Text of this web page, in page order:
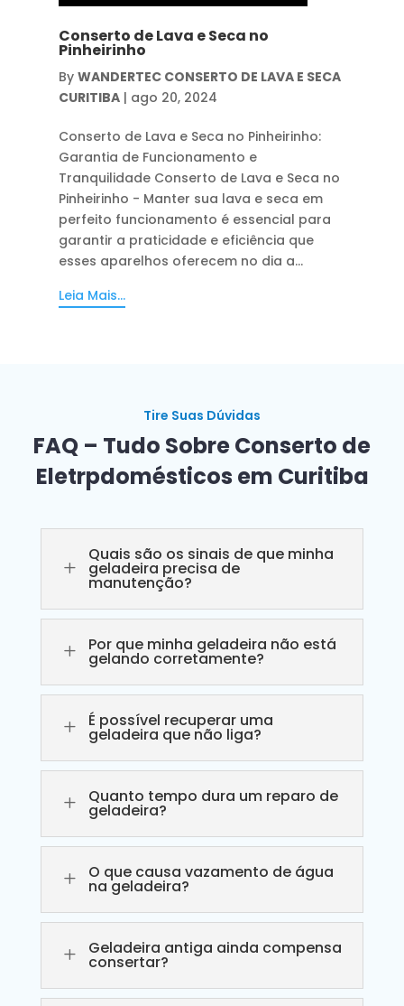
Conserto de Lava e Seca no
Pinheirinho
By WANDERTEC CONSERTO DE LAVA E SECA
CURITIBA| ago 20, 2024
Conserto de Lava e Seca no Pinheirinho:
Garantia de Funcionamento e
Tranquilidade Conserto de Lava e Seca no
Pinheirinho - Manter sua lava e seca em
perfeito funcionamento é essencial para
garantir a praticidade e eficiência que
esses aparelhos oferecem no dia a...
Leia Mais...
Tire Suas Dúvidas
FAQ – Tudo Sobre Conserto de
Eletrpdomésticos em Curitiba
L
Quais são os sinais de que minha
geladeira precisa de
manutenção?
L Por que minha geladeira não está
gelando corretamente?
L É possível recuperar uma
geladeira que não liga?
L Quanto tempo dura um reparo de
geladeira?
L O que causa vazamento de água
na geladeira?
L Geladeira antiga ainda compensa
consertar?